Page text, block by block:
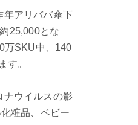
年アリババ傘下
25,000とな
万SKU中、140
す。
ナウイルスの影
粧品、ベビー